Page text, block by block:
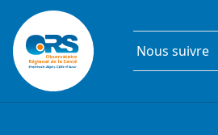
Aller au contenu principal
Nous suivre